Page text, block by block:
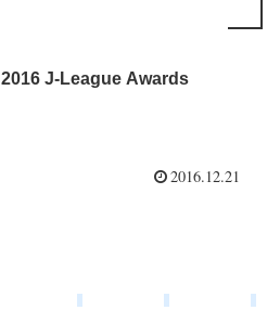
2016 J-League Awards
2016.12.21